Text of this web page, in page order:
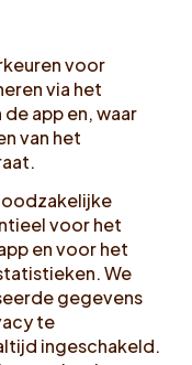
voor
via het
app en, waar
van het
voor het
en voor het
We
gegevens
te
ingeschakeld.